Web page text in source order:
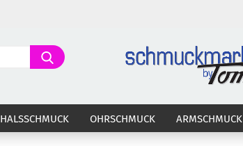
Suche...
HALSSCHMUCK OHRSCHMUCK ARMSCHMUCK